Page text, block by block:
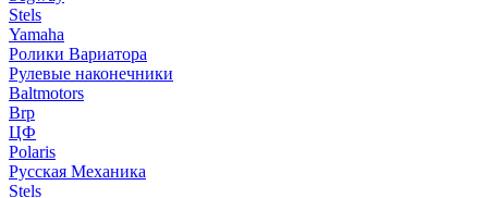
Stels
Yamaha
Ролики Вариатора
Рулевые наконечники
Baltmotors
Brp
ЦФ
Polaris
Русская Механика
Stels